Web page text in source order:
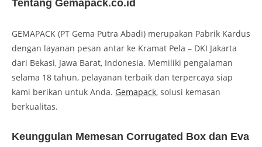
Tentang Gemapack.co.id
GEMAPACK (PT Gema Putra Abadi) merupakan Pabrik Kardus
dengan layanan pesan antar ke Kramat Pela – DKI Jakarta
dari Bekasi, Jawa Barat, Indonesia. Memiliki pengalaman
selama 18 tahun, pelayanan terbaik dan terpercaya siap
kami berikan untuk Anda. Gemapack, solusi kemasan
berkualitas.
Keunggulan Memesan Corrugated Box dan Eva